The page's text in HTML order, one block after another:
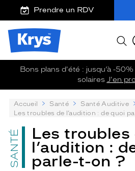
AU
Opticien
Krys
confiance
Prendre un RDV
Ouvrir
menu
Bons plans d'été : jusqu’à -
solaires J'en
Accueil Santé
Santé Auditive
Les troubles de l’audition : de quoi
SANTÉ Les troubles
l’audition :
parle-t-on ?